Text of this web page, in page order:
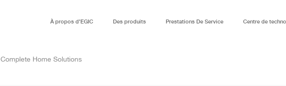
À propos d’EGIC Des produits Prestations De Service Centre de
Complete Home Solutions